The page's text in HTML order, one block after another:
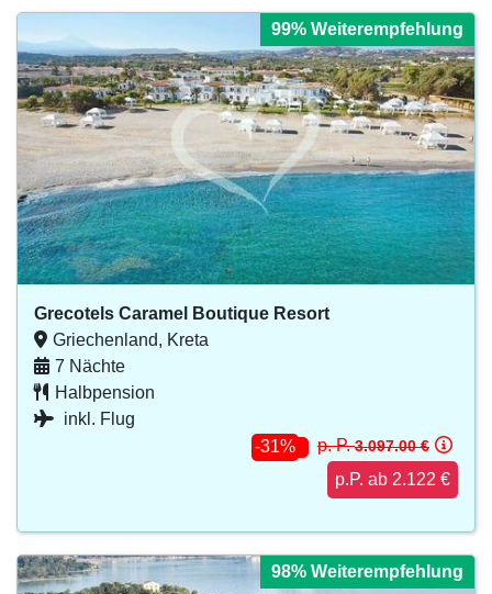
99% Weiterempfehlung
Grecotels Caramel Boutique Resort
Griechenland, Kreta
7 Nächte
Halbpension
inkl. Flug
-31%
p. P.3.097.00 €
p.P. ab 2.122 €
98% Weiterempfehlung